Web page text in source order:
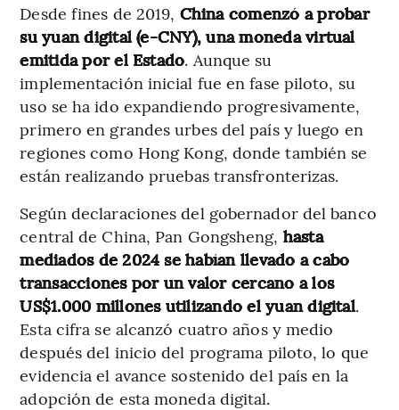
Desde fines de 2019, China comenzó a probar
su yuan digital (e-CNY), una moneda virtual
emitida por el Estado. Aunque su
implementación inicial fue en fase piloto, su
uso se ha ido expandiendo progresivamente,
primero en grandes urbes del país y luego en
regiones como Hong Kong, donde también se
están realizando pruebas transfronterizas.
Según declaraciones del gobernador del banco
central de China, Pan Gongsheng, hasta
mediados de 2024 se habían llevado a cabo
transacciones por un valor cercano a los
US$1.000 millones utilizando el yuan digital.
Esta cifra se alcanzó cuatro años y medio
después del inicio del programa piloto, lo que
evidencia el avance sostenido del país en la
adopción de esta moneda digital.